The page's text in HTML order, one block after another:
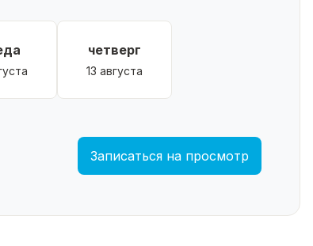
четверг
13 августа
Записаться на просмотр